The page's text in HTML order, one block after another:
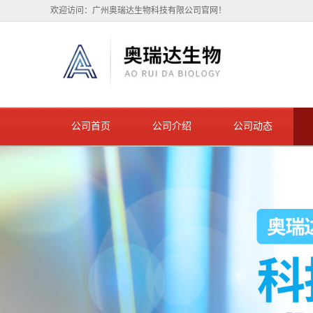
欢迎访问：广州奥瑞达生物科技有限公司官网！
公司首页 公司介绍 公司动态